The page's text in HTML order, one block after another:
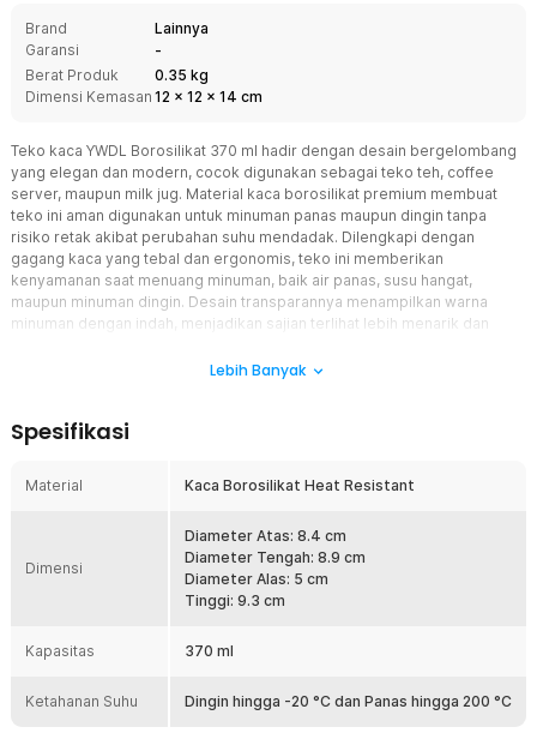
Brand
Lainnya
Garansi
-
Berat Produk
0.35 kg
Dimensi Kemasan 12 x 12 x 14 cm
Teko kaca YWDL Borosilikat 370 ml hadir dengan desain bergelombang
yang elegan dan modern, cocok digunakan sebagai teko teh, coffee
server, maupun milk jug. Material kaca borosilikat premium membuat
teko ini aman digunakan untuk minuman panas maupun dingin tanpa
risiko retak akibat perubahan suhu mendadak. Dilengkapi dengan
gagang kaca yang tebal dan ergonomis, teko ini memberikan
kenyamanan saat menuang minuman, baik air panas, susu hangat,
maupun minuman dingin. Desain transparannya menampilkan warna
minuman dengan indah, menjadikan sajian terlihat lebih menarik dan
hingga kafe atau coffee shop, teko kaca YWDL menggabungkan fungsi,
Fitur
menyajikan minuman. Bentuk ini tidak hanya mempercantik tampilan
meja, tetapi juga memberikan karakter unik dibanding teko kaca
polos. Cocok untuk penggunaan harian maupun penyajian tamu.
Gagang kaca dibuat tebal dan dirancang ergonomis agar nyaman
digenggam. Posisi gagang membantu menjaga jarak tangan dari
Cocok digunakan untuk minuman panas seperti teh dan kopi tanpa
Lebih Banyak
Spesifikasi
Material Kaca Borosilikat Heat Resistant
Dimensi
Diameter Atas: 8.4 cm
Diameter Tengah: 8.9 cm
Diameter Alas: 5 cm
Tinggi: 9.3 cm
Kapasitas 370 ml
Ketahanan Suhu Dingin hingga -20 °C dan Panas hingga 200 °C